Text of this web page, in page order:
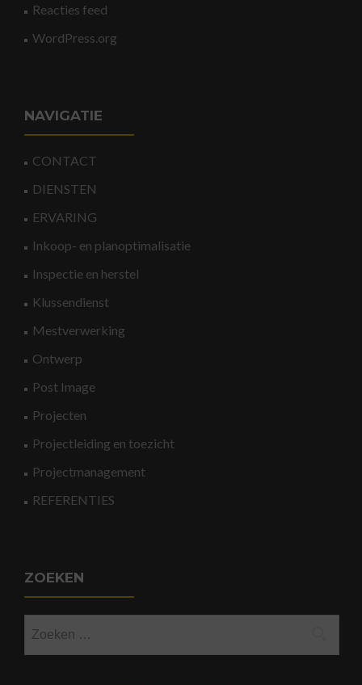
Reacties feed
WordPress.org
NAVIGATIE
CONTACT
DIENSTEN
ERVARING
Inkoop- en planoptimalisatie
Inspectie en herstel
Klussendienst
Mestverwerking
Ontwerp
Post Image
Projecten
Projectleiding en toezicht
Projectmanagement
REFERENTIES
ZOEKEN
naar: